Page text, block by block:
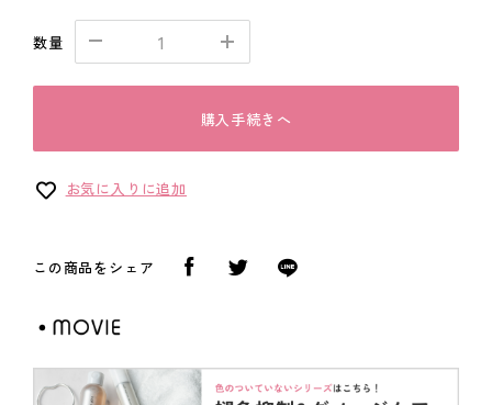
数量
購入手続きへ
お気に入りに追加
この商品をシェア